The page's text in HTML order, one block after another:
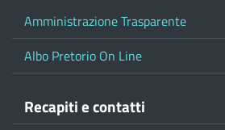
Amministrazione Trasparente
Albo Pretorio On Line
Recapiti e contatti